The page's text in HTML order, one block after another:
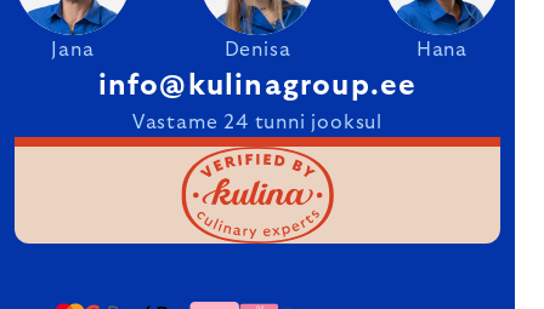
Jana Denisa Hana
info@kulinagroup.ee
Vastame 24 tunni jooksul